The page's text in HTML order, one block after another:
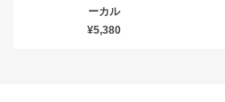
ーカル
¥5,380